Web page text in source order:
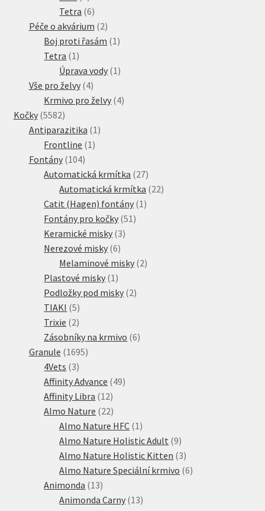
produkty
Tetra 66
produktů
Péče o akvárium 22
produkty
Boj proti řasám 1 1
Tetra 1 1
produkt
Úprava vody 1 1
Vše pro želvy 44
produkty
Krmivo pro želvy 44
Kočky 55825582
produktů
Antiparazitika 1 1
Frontline 1 1
Fontány 104104
produktů
Automatická krmítka 2727
produktů
Automatická krmítka 2222
Catit (Hagen) fontány 1 1
Fontány pro kočky 51 51
Keramické misky 33
Nerezové misky 66
produktů
Melaminové misky 22
Plastové misky 1 1
produkt
Podložky pod misky 22
TIAKI 55
produktů
Trixie 22
produkty
Zásobníky na krmivo 66
Granule 16951695
4Vets 33
produkty
Affinity Advance 4949
Affinity Libra 1212
produktů
Almo Nature 2222
produktů
Almo Nature HFC 1 1
produkt
Almo Nature Holistic Adult 99
produktů
Almo Nature Holistic Kitten 33
produkty
Almo Nature Speciální krmivo 66
Animonda 1313
produktů
Animonda Carny 1313